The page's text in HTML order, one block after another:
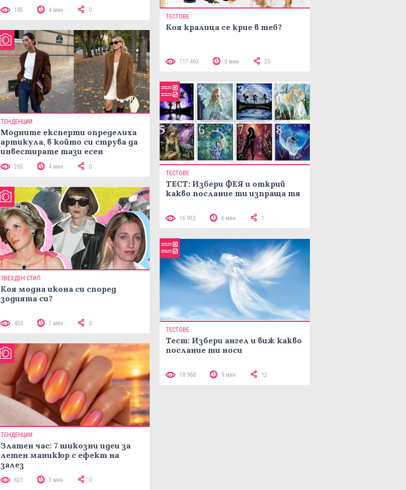
185 4 мин 0
ТЕНДЕНЦИИ
Модните експерти определиха
артикула, в който си струва да
инвестирате тази есен
265 4 мин 0
ЗВЕЗДЕН СТИЛ
Коя модна икона си според
зодията си?
450 7 мин 0
ТЕНДЕНЦИИ
Златен час: 7 шикозни идеи за
летен маникюр с ефект на
залез
621 3 мин 0
ТЕСТОВЕ
Коя кралица се крие в теб?
117 463 0 мин 20
ТЕСТОВЕ
ТЕСТ: Избери ФЕЯ и открий
какво послание ти изпраща тя
16 912 6 мин 1
ТЕСТОВЕ
Тест: Избери ангел и виж какво
послание ти носи
18 968 9 мин 12